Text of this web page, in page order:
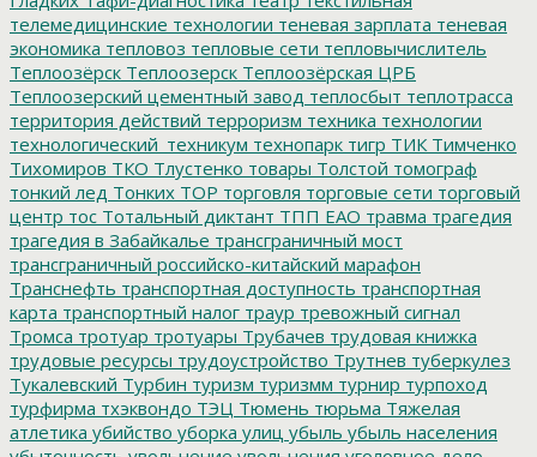
телемедицинские технологии теневая зарплата теневая
экономика тепловоз тепловые сети тепловычислитель
Теплоозёрск Теплоозерск Теплоозёрская ЦРБ
Теплоозерский цементный завод теплосбыт теплотрасса
территория действий терроризм техника технологии
технологический_техникум технопарк тигр ТИК Тимченко
Тихомиров ТКО Тлустенко товары Толстой томограф
тонкий лед Тонких ТОР торговля торговые сети торговый
центр тос Тотальный диктант ТПП ЕАО травма трагедия
трагедия в Забайкалье трансграничный мост
трансграничный российско-китайский марафон
Транснефть транспортная доступность транспортная
карта транспортный налог траур тревожный сигнал
Тромса тротуар тротуары Трубачев трудовая книжка
трудовые ресурсы трудоустройство Трутнев туберкулез
Тукалевский Турбин туризм туризмм турнир турпоход
турфирма тхэквондо ТЭЦ Тюмень тюрьма Тяжелая
атлетика убийство уборка улиц убыль убыль населения